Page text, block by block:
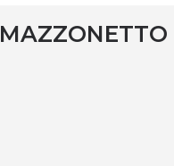
MAZZONETTO